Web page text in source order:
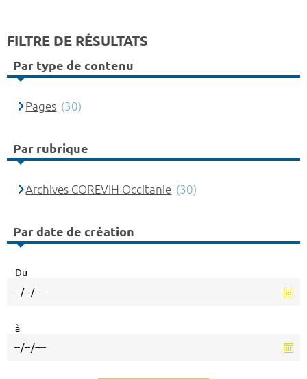
FILTRE DE RÉSULTATS
Par type de contenu
Pages (30)
Par rubrique
Archives COREVIH Occitanie (30)
Par date de création
Du
à